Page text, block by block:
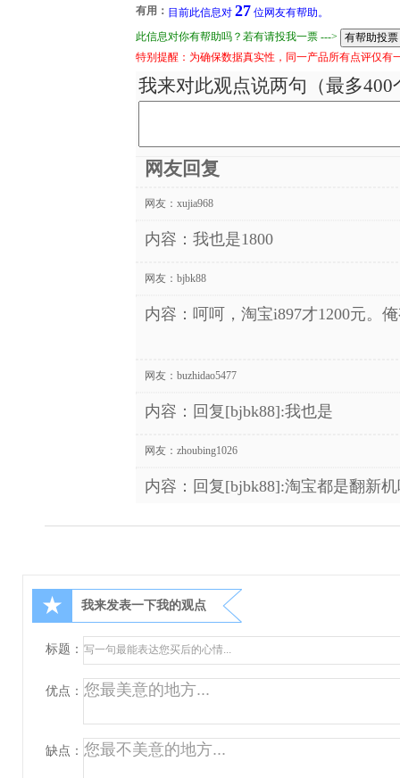
有用： 目前此信息对 27 位网友有帮助。
此信息对你有帮助吗？若有请投我一票 --->
特别提醒：为确保数据真实性，同一产品所有点评仅有
我来对此观点说两句（最多400
网友回复
网友： xujia968
内容：我也是1800
网友： bjbk88
内容：呵呵，淘宝i897才1200元。
网友： buzhidao5477
内容：回复[bjbk88]:我也是
网友： zhoubing1026
内容：回复[bjbk88]:淘宝都是翻新
★ 我来发表一下我的观点
标题：
优点：
缺点：